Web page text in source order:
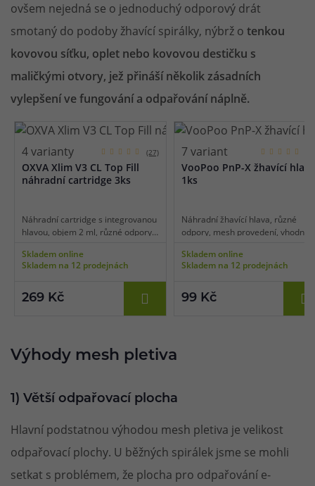
ovšem nejedná se o jednoduchý odporový drát
smotaný do podoby žhavící spirálky, nýbrž o tenkou
kovovou síťku, oplet nebo kovovou destičku s
maličkými otvory, jež přináší několik zásadních
vylepšení ve fungování a odpařování náplně.
4 varianty (27)
OXVA Xlim V3 CL Top Fill
náhradní cartridge 3ks
Náhradní cartridge s integrovanou
hlavou, objem 2 ml, různé odpory,
vrchní části, vhodné pro MTL/RDL
vaping, 3ks v balení.
Skladem online
Skladem na 12 prodejnách
269 Kč
7 variant
VooPoo PnP-X žhavící hlava
1ks
Náhradní žhavící hlava, různé
odpory, mesh provedení, vhodné
balení.
Skladem online
Skladem na 12 prodejnách
99 Kč
Výhody mesh pletiva
1) Větší odpařovací plocha
Hlavní podstatnou výhodou mesh pletiva je velikost
odpařovací plochy. U běžných spirálek jsme se mohli
setkat s problémem, že plocha pro odpařování e-